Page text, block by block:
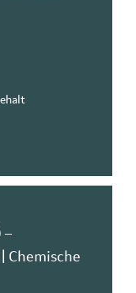
–
Chemische